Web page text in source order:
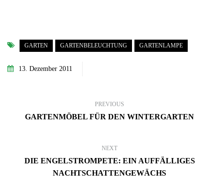
GARTEN GARTENBELEUCHTUNG GARTENLAMPE
13. Dezember 2011
PREVIOUS
GARTENMÖBEL FÜR DEN WINTERGARTEN
NEXT
DIE ENGELSTROMPETE: EIN AUFFÄLLIGES
NACHTSCHATTENGEWÄCHS